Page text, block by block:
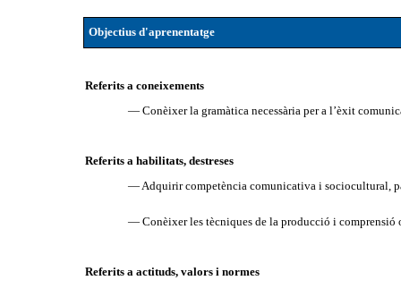
Objectius d'aprenentatge
Referits a coneixements
— Conèixer la gramàtica necessària per a l’èxit
Referits a habilitats, destreses
— Adquirir competència comunicativa i sociocultural,
— Conèixer les tècniques de la producció i comprensió
Referits a actituds, valors i normes